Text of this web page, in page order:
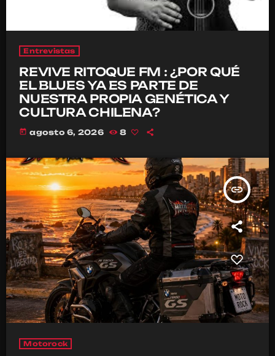
Entrevistas
REVIVE RITOQUE FM : ¿POR QUÉ
EL BLUES YA ES PARTE DE
NUESTRA PROPIA GENÉTICA Y
CULTURA CHILENA?
today agosto 6, 2026 8
insert_link
Motorock